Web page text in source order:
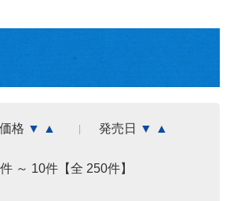
価格 ▼ ▲ 発売日 ▼ ▲
～ 10件【全 250件】